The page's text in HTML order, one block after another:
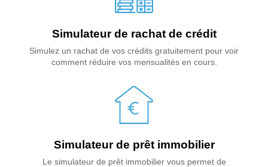
Simulateur de rachat de crédit
Simulez un rachat de vos crédits gratuitement pour voir
comment réduire vos mensualités en cours.
Simulateur de prêt immobilier
Le simulateur de prêt immobilier vous permet de